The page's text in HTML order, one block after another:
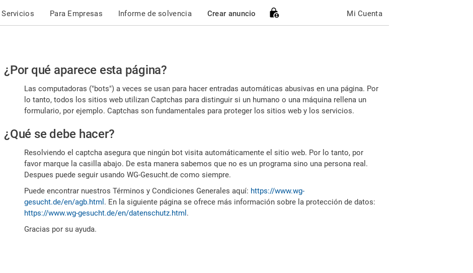
Servicios Para Empresas Informe de solvencia Crear anuncio Mi Cuenta
Por
favor,
confirme
es
humano
¿Por qué aparece esta página?
Las computadoras ("bots") a veces se usan para hacer entradas automáticas abusivas en una página. Por
lo tanto, todos los sitios web utilizan Captchas para distinguir si un humano o una máquina rellena un
formulario, por ejemplo. Captchas son fundamentales para proteger los sitios web y los servicios.
¿Qué se debe hacer?
Resolviendo el captcha asegura que ningún bot visita automáticamente el sitio web. Por lo tanto, por
favor marque la casilla abajo. De esta manera sabemos que no es un programa sino una persona real.
Despues puede seguir usando WG-Gesucht.de como siempre.
Puede encontrar nuestros Términos y Condiciones Generales aquí: https://www.wg-
gesucht.de/en/agb.html . En la siguiente página se ofrece más información sobre la protección de datos:
https://www.wg-gesucht.de/en/datenschutz.html .
Gracias por su ayuda.